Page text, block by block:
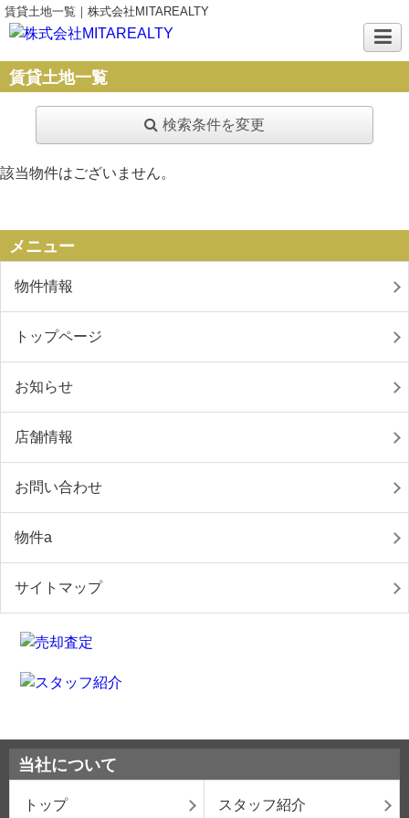
賃貸土地一覧｜株式会社MITAREALTY
賃貸土地一覧
検索条件を変更
該当物件はございません。
メニュー
物件情報
トップページ
お知らせ
店舗情報
お問い合わせ
物件a
サイトマップ
当社について
トップ スタッフ紹介